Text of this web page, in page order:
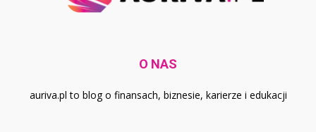
O NAS
auriva.pl to blog o finansach, biznesie, karierze i edukacji